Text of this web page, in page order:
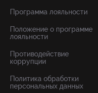
Программа лояльности
Положение о программе
лояльности
Противодействие
коррупции
Политика обработки
персональных данных